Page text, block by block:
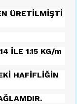
ÜRETİLMİŞTİ
İLE 1.15 KG/m
HAFİFLİĞİN